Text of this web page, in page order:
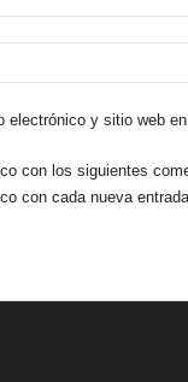
electrónico y sitio web
con los siguientes
con cada nueva